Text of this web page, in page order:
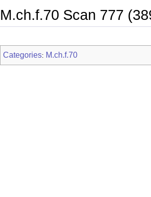
M.ch.f.70 Scan 777
Categories: M.ch.f.70